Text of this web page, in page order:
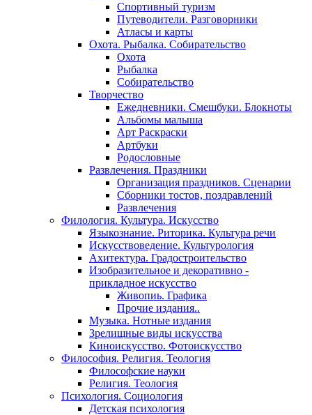
Спортивный туризм
Путеводители. Разговорники
Атласы и карты
Охота. Рыбалка. Собирательство
Охота
Рыбалка
Собирательство
Творчество
Ежедневники. Смешбуки. Блокноты
Альбомы малыша
Арт Раскраски
Артбуки
Родословные
Развлечения. Праздники
Организация праздников. Сценарии
Сборники тостов, поздравлений
Развлечения
Филология. Культура. Искусство
Языкознание. Риторика. Культура речи
Искусствоведение. Культурология
Ахитектура. Градостроительство
Изобразительное и декоративно -
прикладное искусство
Живопиь. Графика
Прочие издания..
Музыка. Нотные издания
Зрелищные виды искусства
Киноискусство. Фотоискусство
Философия. Религия. Теология
Философские науки
Религия. Теология
Психология. Социология
Детская психология